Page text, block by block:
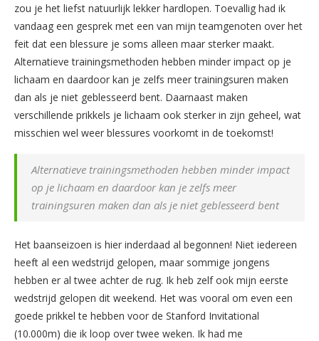
zou je het liefst natuurlijk lekker hardlopen. Toevallig had ik
vandaag een gesprek met een van mijn teamgenoten over het
feit dat een blessure je soms alleen maar sterker maakt.
Alternatieve trainingsmethoden hebben minder impact op je
lichaam en daardoor kan je zelfs meer trainingsuren maken
dan als je niet geblesseerd bent. Daarnaast maken
verschillende prikkels je lichaam ook sterker in zijn geheel, wat
misschien wel weer blessures voorkomt in de toekomst!
Alternatieve trainingsmethoden hebben minder impact
op je lichaam en daardoor kan je zelfs meer
trainingsuren maken dan als je niet geblesseerd bent
Het baanseizoen is hier inderdaad al begonnen! Niet iedereen
heeft al een wedstrijd gelopen, maar sommige jongens
hebben er al twee achter de rug. Ik heb zelf ook mijn eerste
wedstrijd gelopen dit weekend. Het was vooral om even een
goede prikkel te hebben voor de Stanford Invitational
(10.000m) die ik loop over twee weken. Ik had me